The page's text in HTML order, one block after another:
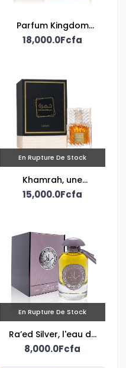
Parfum Kingdom
Homme
18,000.0Fcfa
En Rupture De Stock
Khamrah, une
création unisexe
15,000.0Fcfa
En Rupture De Stock
Ra’ed Silver, l'eau de
parfum mixte Lattafa
8,000.0Fcfa